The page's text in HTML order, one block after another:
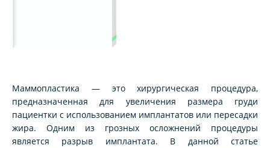
Маммопластика — это хирургическая процедура,
предназначенная для увеличения размера груди
пациентки с использованием имплантатов или пересадки
жира. Одним из грозных осложнений процедуры
является разрыв имплантата. В данной статье